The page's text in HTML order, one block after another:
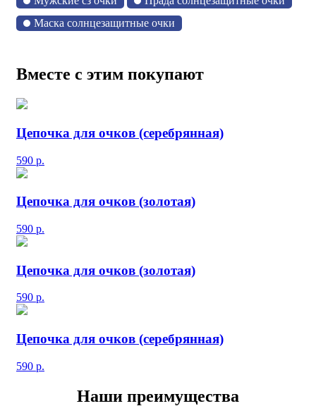
Маска солнцезащитные очки
Вместе с этим покупают
Цепочка для очков (серебрянная)
590 р.
Цепочка для очков (золотая)
590 р.
Цепочка для очков (золотая)
590 р.
Цепочка для очков (серебрянная)
590 р.
Наши преимущества